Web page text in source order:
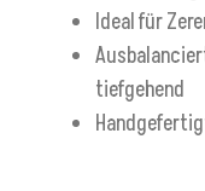
Ideal für
tiefgehend